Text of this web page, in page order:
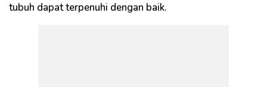
tubuh dapat terpenuhi dengan baik.